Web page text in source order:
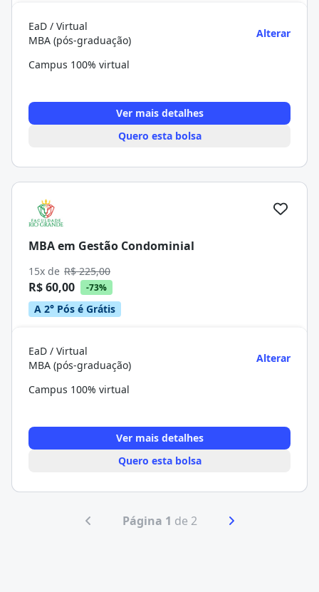
EaD / Virtual
MBA (pós-graduação)
Alterar
Campus 100% virtual
Ver mais detalhes
Quero esta bolsa
MBA em Gestão Condominial
15x de R$ 225,00
R$ 60,00 -73%
A 2° Pós é Grátis
EaD / Virtual
MBA (pós-graduação)
Alterar
Campus 100% virtual
Ver mais detalhes
Quero esta bolsa
Página 1 de 2